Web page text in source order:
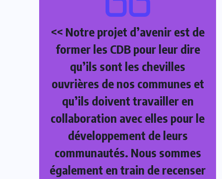
<< Notre projet d’avenir est de
former les CDB pour leur dire
qu’ils sont les chevilles
ouvrières de nos communes et
qu’ils doivent travailler en
collaboration avec elles pour le
développement de leurs
communautés. Nous sommes
également en train de recenser